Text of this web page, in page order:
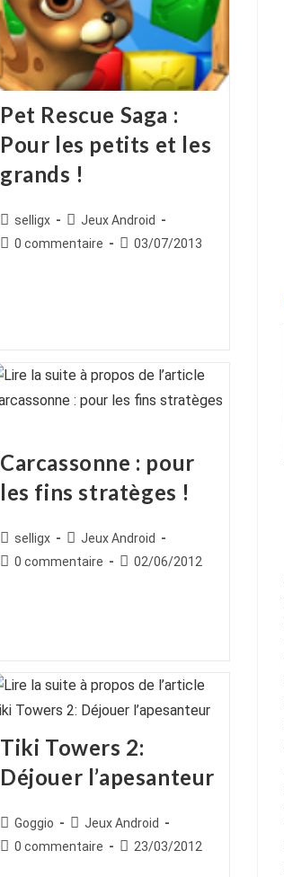
Pet Rescue Saga :
Pour les petits et les
grands !
Auteur/autrice
de
selligx
Post
category:
Jeux Android
Commentaires
0 commentaire
Publication
03/07/2013
Carcassonne : pour
les fins stratèges !
Auteur/autrice
de
selligx
Post
category:
Jeux Android
Commentaires
0 commentaire
Publication
02/06/2012
Tiki Towers 2:
Déjouer l’apesanteur
Auteur/autrice
de
Goggio
Post
category:
Jeux Android
Commentaires
0 commentaire
Publication
23/03/2012